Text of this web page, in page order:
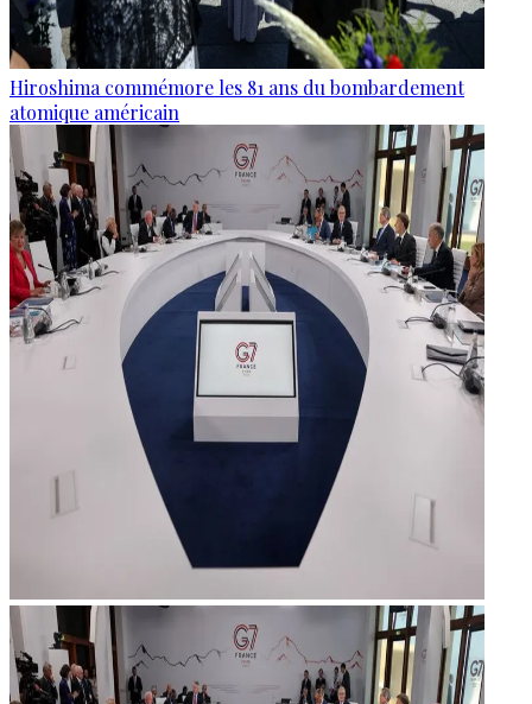
Hiroshima commémore les 81 ans du bombardement
atomique américain